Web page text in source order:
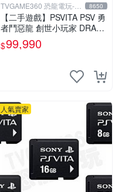
TVGAME360 恐龍電玩-台
中店
8650
【二手遊戲】PSVITA PSV 勇
者鬥惡龍 創世小玩家 DRAG
ON QUEST BUILDERS 1 中
文版 台中
$99,990
人氣賣家